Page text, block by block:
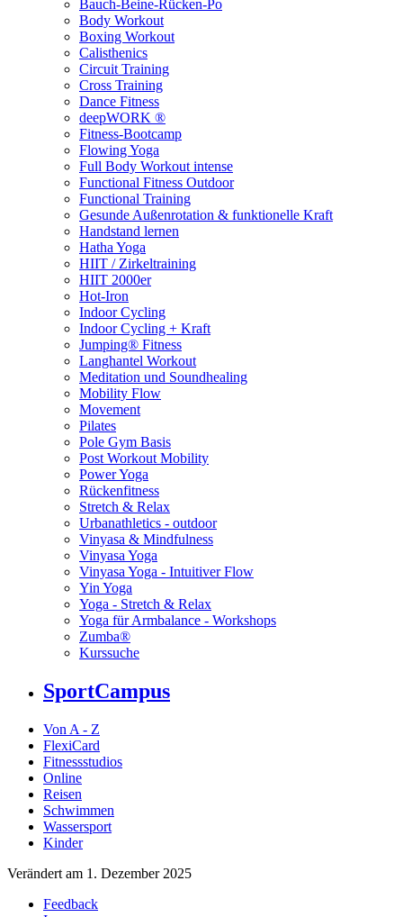
Bauch-Beine-Rücken-Po
Body Workout
Boxing Workout
Calisthenics
Circuit Training
Cross Training
Dance Fitness
deepWORK ®
Fitness-Bootcamp
Flowing Yoga
Full Body Workout intense
Functional Fitness Outdoor
Functional Training
Gesunde Außenrotation & funktionelle Kraft
Handstand lernen
Hatha Yoga
HIIT / Zirkeltraining
HIIT 2000er
Hot-Iron
Indoor Cycling
Indoor Cycling + Kraft
Jumping® Fitness
Langhantel Workout
Meditation und Soundhealing
Mobility Flow
Movement
Pilates
Pole Gym Basis
Post Workout Mobility
Power Yoga
Rückenfitness
Stretch & Relax
Urbanathletics - outdoor
Vinyasa & Mindfulness
Vinyasa Yoga
Vinyasa Yoga - Intuitiver Flow
Yin Yoga
Yoga - Stretch & Relax
Yoga für Armbalance - Workshops
Zumba®
Kurssuche
SportCampus
Von A - Z
FlexiCard
Fitnessstudios
Online
Reisen
Schwimmen
Wassersport
Kinder
Verändert am 1. Dezember 2025
Feedback